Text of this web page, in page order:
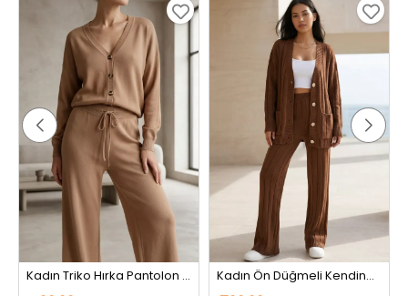
499,99 TL 799,99 TL